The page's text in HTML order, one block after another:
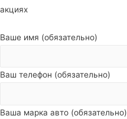
акциях
Ваше имя (обязательно)
Ваш телефон (обязательно)
Ваша марка авто (обязательно)